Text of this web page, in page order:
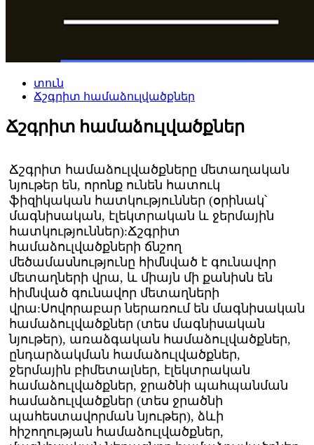
տուն
Ճշգրիտ համաձուլվածքներ
Ճշգրիտ համաձուլվածքներ
Ճշգրիտ համաձուլվածքները մետաղական
նյութեր են, որոնք ունեն հատուկ
ֆիզիկական հատկություններ (օրինակ՝
մագնիսական, էլեկտրական և ջերմային
հատկություններ):Ճշգրիտ
համաձուլվածքների ճնշող
մեծամասնությունը հիմնված է գունավոր
մետաղների վրա, և միայն մի քանիսն են
հիմնված գունավոր մետաղների
վրա:Սովորաբար ներառում են մագնիսական
համաձուլվածքներ (տես մագնիսական
նյութեր), առաձգական համաձուլվածքներ,
ընդարձակման համաձուլվածքներ,
ջերմային բիմետալներ, էլեկտրական
համաձուլվածքներ, ջրածնի պահպանման
համաձուլվածքներ (տես ջրածնի
պահեստավորման նյութեր), ձևի
հիշողության համաձուլվածքներ,